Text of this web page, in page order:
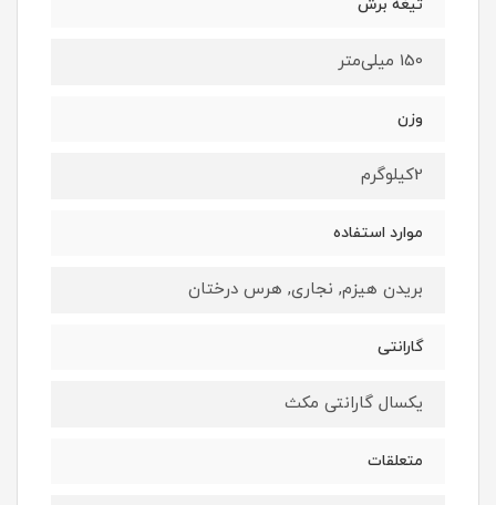
تیغه برش
150 میلی‌متر
وزن
2کیلوگرم
موارد استفاده
بریدن هیزم, نجاری, هرس درختان
گارانتی
یکسال گارانتی مکث
متعلقات